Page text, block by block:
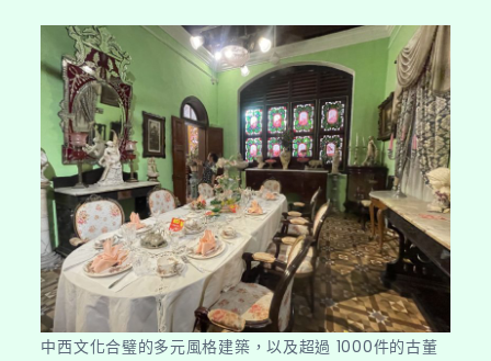
中西文化合璧的多元風格建築，以及超過 1000件的古董